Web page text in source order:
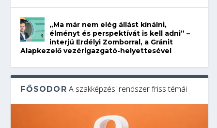
„Ma már nem elég állást kínálni,
élményt és perspektívát is kell adni” –
interjú Erdélyi Zomborral, a Gránit
Alapkezelő vezérigazgató-helyettesével
FŐSODOR A szakképzési rendszer friss témái